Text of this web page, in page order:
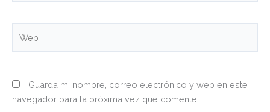
Guarda mi nombre, correo electrónico y web en este
navegador para la próxima vez que comente.